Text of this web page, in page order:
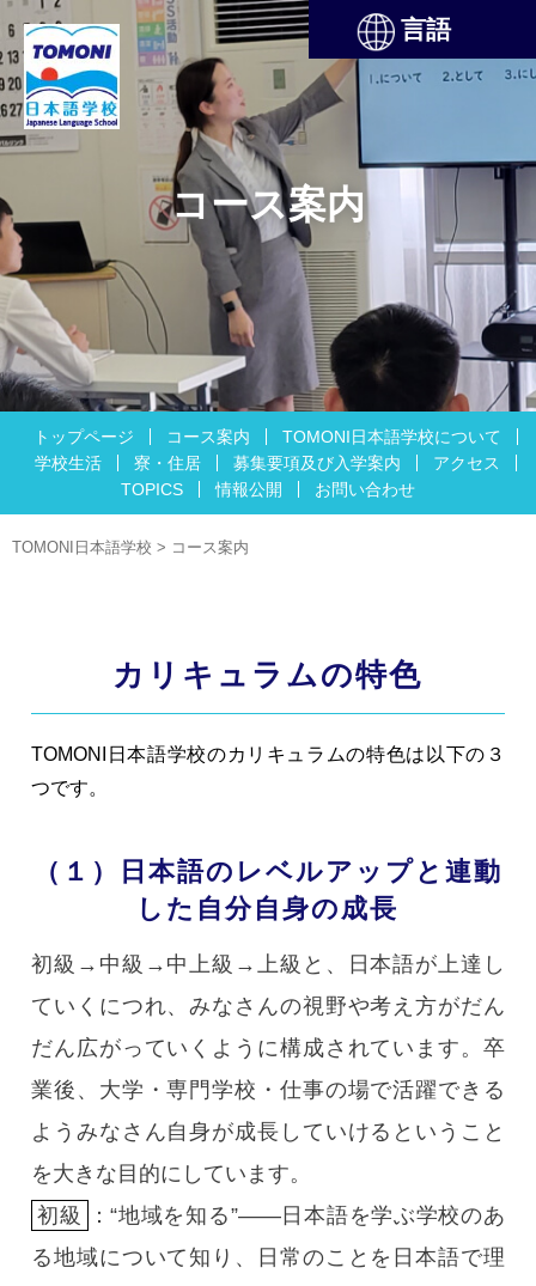
言語
コース案内
トップページ コース案内
TOMONI日本語学校について
学校生活
寮・住居 募集要項及び入学案内
アクセス
TOPICS
情報公開 お問い合わせ
TOMONI日本語学校 > コース案内
カリキュラムの特色
TOMONI日本語学校のカリキュラムの特色は以下の３
つです。
（１）日本語のレベルアップと連動
した自分自身の成長
初級→中級→中上級→上級と、日本語が上達し
ていくにつれ、みなさんの視野や考え方がだん
だん広がっていくように構成されています。卒
業後、大学・専門学校・仕事の場で活躍できる
ようみなさん自身が成長していけるということ
を大きな目的にしています。
初級
：“地域を知る”――日本語を学ぶ学校のあ
る地域について知り、日常のことを日本語で理